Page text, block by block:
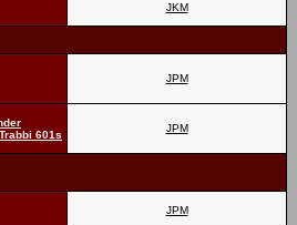
JKM
JPM
Trabbi 601s
JPM
JPM